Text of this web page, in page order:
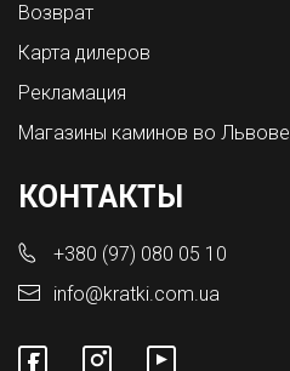
Возврат
Карта дилеров
Рекламация
Магазины каминов во Львове
КОНТАКТЫ
+380 (97) 080 05 10
info@kratki.com.ua